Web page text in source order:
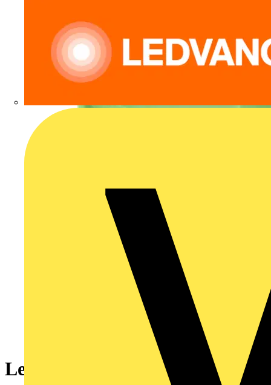
Leiterplattenklemme, 250 V, 15